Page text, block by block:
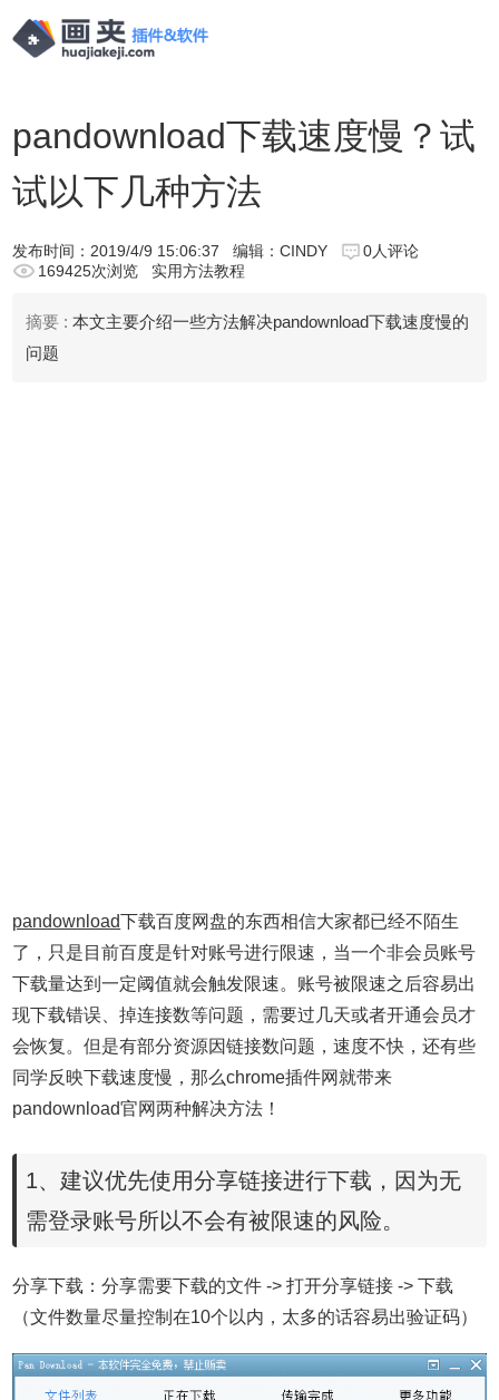
pandownload下载速度慢？试
试以下几种方法
发布时间： 2019/4/9 15:06:37 编辑：CINDY
0人评论
169425次浏览
实用方法教程
摘要 : 本文主要介绍一些方法解决pandownload下载速度慢的
问题
pandownload下载百度网盘的东西相信大家都已经不陌生
了，只是目前百度是针对账号进行限速，当一个非会员账号
下载量达到一定阈值就会触发限速。账号被限速之后容易出
现下载错误、掉连接数等问题，需要过几天或者开通会员才
会恢复。但是有部分资源因链接数问题，速度不快，还有些
同学反映下载速度慢，那么chrome插件网就带来
pandownload官网两种解决方法！
1、建议优先使用分享链接进行下载，因为无
需登录账号所以不会有被限速的风险。
分享下载：分享需要下载的文件 -> 打开分享链接 -> 下载
（文件数量尽量控制在10个以内，太多的话容易出验证码）